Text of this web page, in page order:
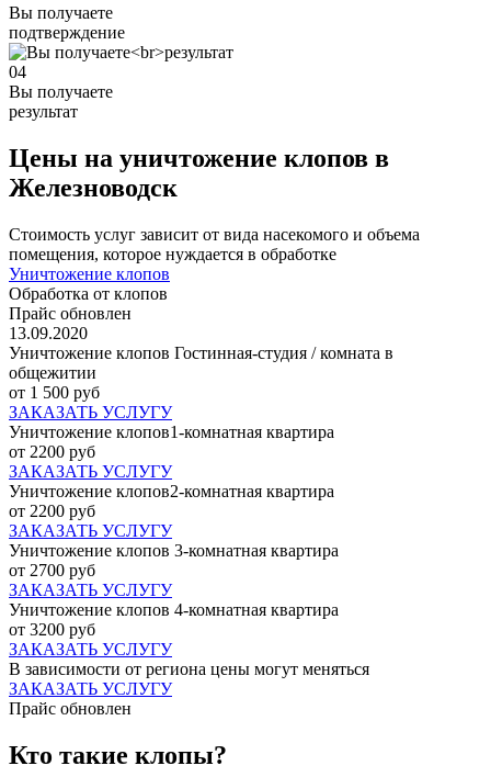
Вы получаете
подтверждение
04
Вы получаете
результат
Цены на уничтожение клопов в
Железноводск
Стоимость услуг зависит от вида насекомого и объема
помещения, которое нуждается в обработке
Уничтожение клопов
Обработка от клопов
Прайс обновлен
13.09.2020
Уничтожение клопов Гостинная-студия / комната в
общежитии
от 1 500 руб
ЗАКАЗАТЬ УСЛУГУ
Уничтожение клопов1-комнатная квартира
от 2200 руб
ЗАКАЗАТЬ УСЛУГУ
Уничтожение клопов2-комнатная квартира
от 2200 руб
ЗАКАЗАТЬ УСЛУГУ
Уничтожение клопов 3-комнатная квартира
от 2700 руб
ЗАКАЗАТЬ УСЛУГУ
Уничтожение клопов 4-комнатная квартира
от 3200 руб
ЗАКАЗАТЬ УСЛУГУ
В зависимости от региона цены могут меняться
ЗАКАЗАТЬ УСЛУГУ
Прайс обновлен
Кто такие клопы?